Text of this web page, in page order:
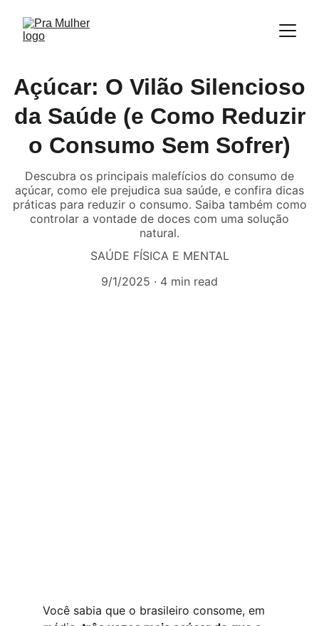
Açúcar: O Vilão Silencioso
da Saúde (e Como Reduzir
o Consumo Sem Sofrer)
Descubra os principais malefícios do consumo de
açúcar, como ele prejudica sua saúde, e confira dicas
práticas para reduzir o consumo. Saiba também como
controlar a vontade de doces com uma solução
natural.
SAÚDE FÍSICA E MENTAL
9/1/2025
4 min read
Você sabia que o brasileiro consome, em